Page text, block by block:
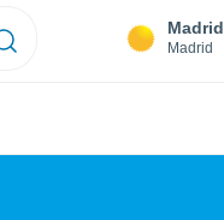
Madrid
Madrid